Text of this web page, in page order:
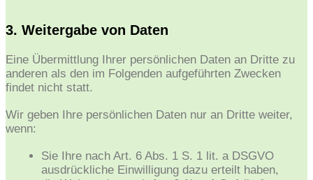
3. Weitergabe von Daten
Eine Übermittlung Ihrer persönlichen Daten an Dritte zu
anderen als den im Folgenden aufgeführten Zwecken
findet nicht statt.
Wir geben Ihre persönlichen Daten nur an Dritte weiter,
wenn:
Sie Ihre nach Art. 6 Abs. 1 S. 1 lit. a DSGVO
ausdrückliche Einwilligung dazu erteilt haben,